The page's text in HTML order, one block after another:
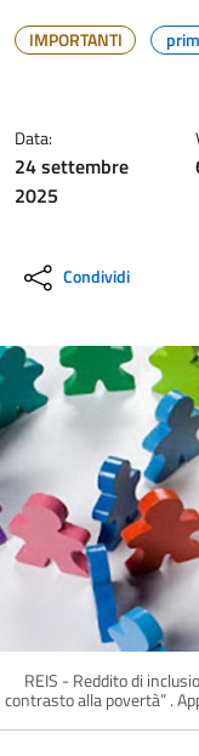
IMPORTANTI
Data:
24 settembre
2025
Condividi
REIS - Reddito di
contrasto alla povertà” .